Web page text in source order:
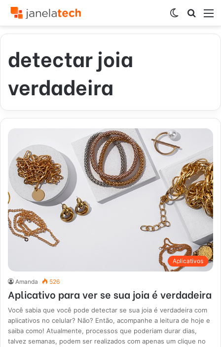
por
Switch
skin
detectar joia
verdadeira
Aplicativos
Amanda 526
Aplicativo para ver se sua joia é verdadeira
Você sabia que você pode detectar se sua joia é verdadeira com
aplicativos no celular? Não? Então, acompanhe a leitura de hoje e
saiba como! Atualmente, processos que poderiam durar dias,
talvez semanas, podem ser realizados com apenas um clique no